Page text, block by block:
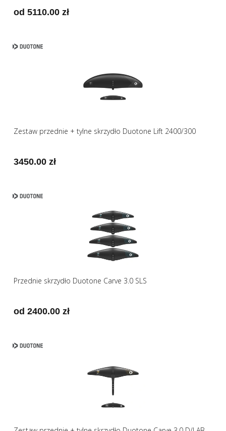
od 5110.00 zł
Zestaw przednie + tylne skrzydło Duotone Lift 2400/300
3450.00 zł
Przednie skrzydło Duotone Carve 3.0 SLS
od 2400.00 zł